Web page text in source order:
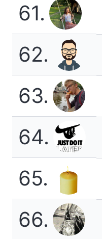
61.
62.
63.
64.
65.
66.